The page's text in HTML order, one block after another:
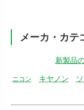
メーカ・カテ
新製品
ニコン キヤノン